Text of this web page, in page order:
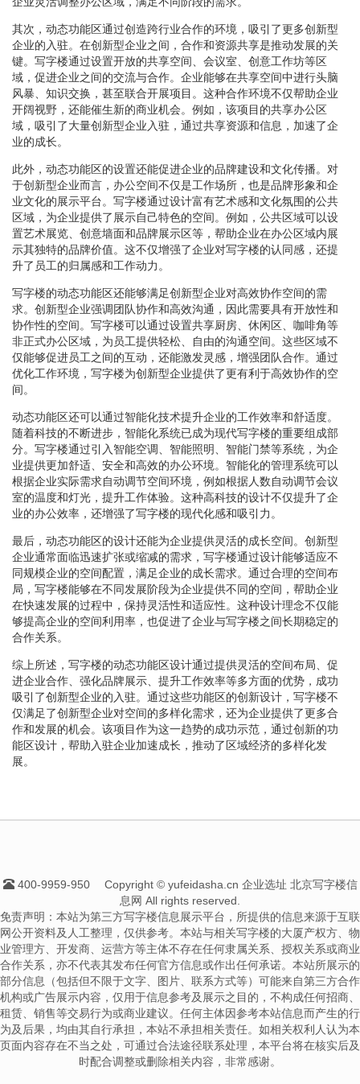
其次，动态功能区通过创造跨行业合作的环境，吸引了更多创新型
企业的入驻。在创新型企业之间，合作和资源共享是推动发展的关
键。写字楼通过设置开放的共享空间、会议室、创意工作坊等区
域，促进企业之间的交流与合作。企业能够在共享空间中进行头脑
风暴、知识交换，甚至联合开展项目。这种合作环境不仅帮助企业
开阔视野，还能催生新的商业机会。例如，该项目的共享办公区
域，吸引了大量创新型企业入驻，通过共享资源和信息，加速了企
业的成长。
此外，动态功能区的设置还能促进企业的品牌建设和文化传播。对
于创新型企业而言，办公空间不仅是工作场所，也是品牌形象和企
业文化的展示平台。写字楼通过设计富有艺术感和文化氛围的公共
区域，为企业提供了展示自己特色的空间。例如，公共区域可以设
置艺术展览、创意墙面和品牌展示区等，帮助企业在办公区域内展
示其独特的品牌价值。这不仅增强了企业对写字楼的认同感，还提
升了员工的归属感和工作动力。
写字楼的动态功能区还能够满足创新型企业对高效协作空间的需
求。创新型企业强调团队协作和高效沟通，因此需要具有开放性和
协作性的空间。写字楼可以通过设置共享厨房、休闲区、咖啡角等
非正式办公区域，为员工提供轻松、自由的沟通空间。这些区域不
仅能够促进员工之间的互动，还能激发灵感，增强团队合作。通过
优化工作环境，写字楼为创新型企业提供了更有利于高效协作的空
间。
动态功能区还可以通过智能化技术提升企业的工作效率和舒适度。
随着科技的不断进步，智能化系统已成为现代写字楼的重要组成部
分。写字楼通过引入智能空调、智能照明、智能门禁等系统，为企
业提供更加舒适、安全和高效的办公环境。智能化的管理系统可以
根据企业实际需求自动调节空间环境，例如根据人数自动调节会议
室的温度和灯光，提升工作体验。这种高科技的设计不仅提升了企
业的办公效率，还增强了写字楼的现代化感和吸引力。
最后，动态功能区的设计还能为企业提供灵活的成长空间。创新型
企业通常面临迅速扩张或缩减的需求，写字楼通过设计能够适应不
同规模企业的空间配置，满足企业的成长需求。通过合理的空间布
局，写字楼能够在不同发展阶段为企业提供不同的空间，帮助企业
在快速发展的过程中，保持灵活性和适应性。这种设计理念不仅能
够提高企业的空间利用率，也促进了企业与写字楼之间长期稳定的
合作关系。
综上所述，写字楼的动态功能区设计通过提供灵活的空间布局、促
进企业合作、强化品牌展示、提升工作效率等多方面的优势，成功
吸引了创新型企业的入驻。通过这些功能区的创新设计，写字楼不
仅满足了创新型企业对空间的多样化需求，还为企业提供了更多合
作和发展的机会。该项目作为这一趋势的成功示范，通过创新的功
能区设计，帮助入驻企业加速成长，推动了区域经济的多样化发
展。
400-9959-950
Copyright © yufeidasha.cn 企业选址 北京写字楼信
息网 All rights reserved.
免责声明：本站为第三方写字楼信息展示平台，所提供的信息来源于互联
网公开资料及人工整理，仅供参考。本站与相关写字楼的大厦产权方、物
业管理方、开发商、运营方等主体不存在任何隶属关系、授权关系或商业
合作关系，亦不代表其发布任何官方信息或作出任何承诺。本站所展示的
部分信息（包括但不限于文字、图片、联系方式等）可能来自第三方合作
机构或广告展示内容，仅用于信息参考及展示之目的，不构成任何招商、
租赁、销售等交易行为或商业建议。任何主体因参考本站信息而产生的行
为及后果，均由其自行承担，本站不承担相关责任。如相关权利人认为本
页面内容存在不当之处，可通过合法途径联系处理，本平台将在核实后及
时配合调整或删除相关内容，非常感谢。